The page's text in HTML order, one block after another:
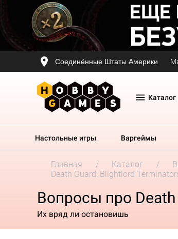
Соединённые Штаты Америки
Каталог
Настольные игры Варгеймы
Главная Каталог
Death Guard: Blightlord
Вопросы про
Их вряд ли остановишь